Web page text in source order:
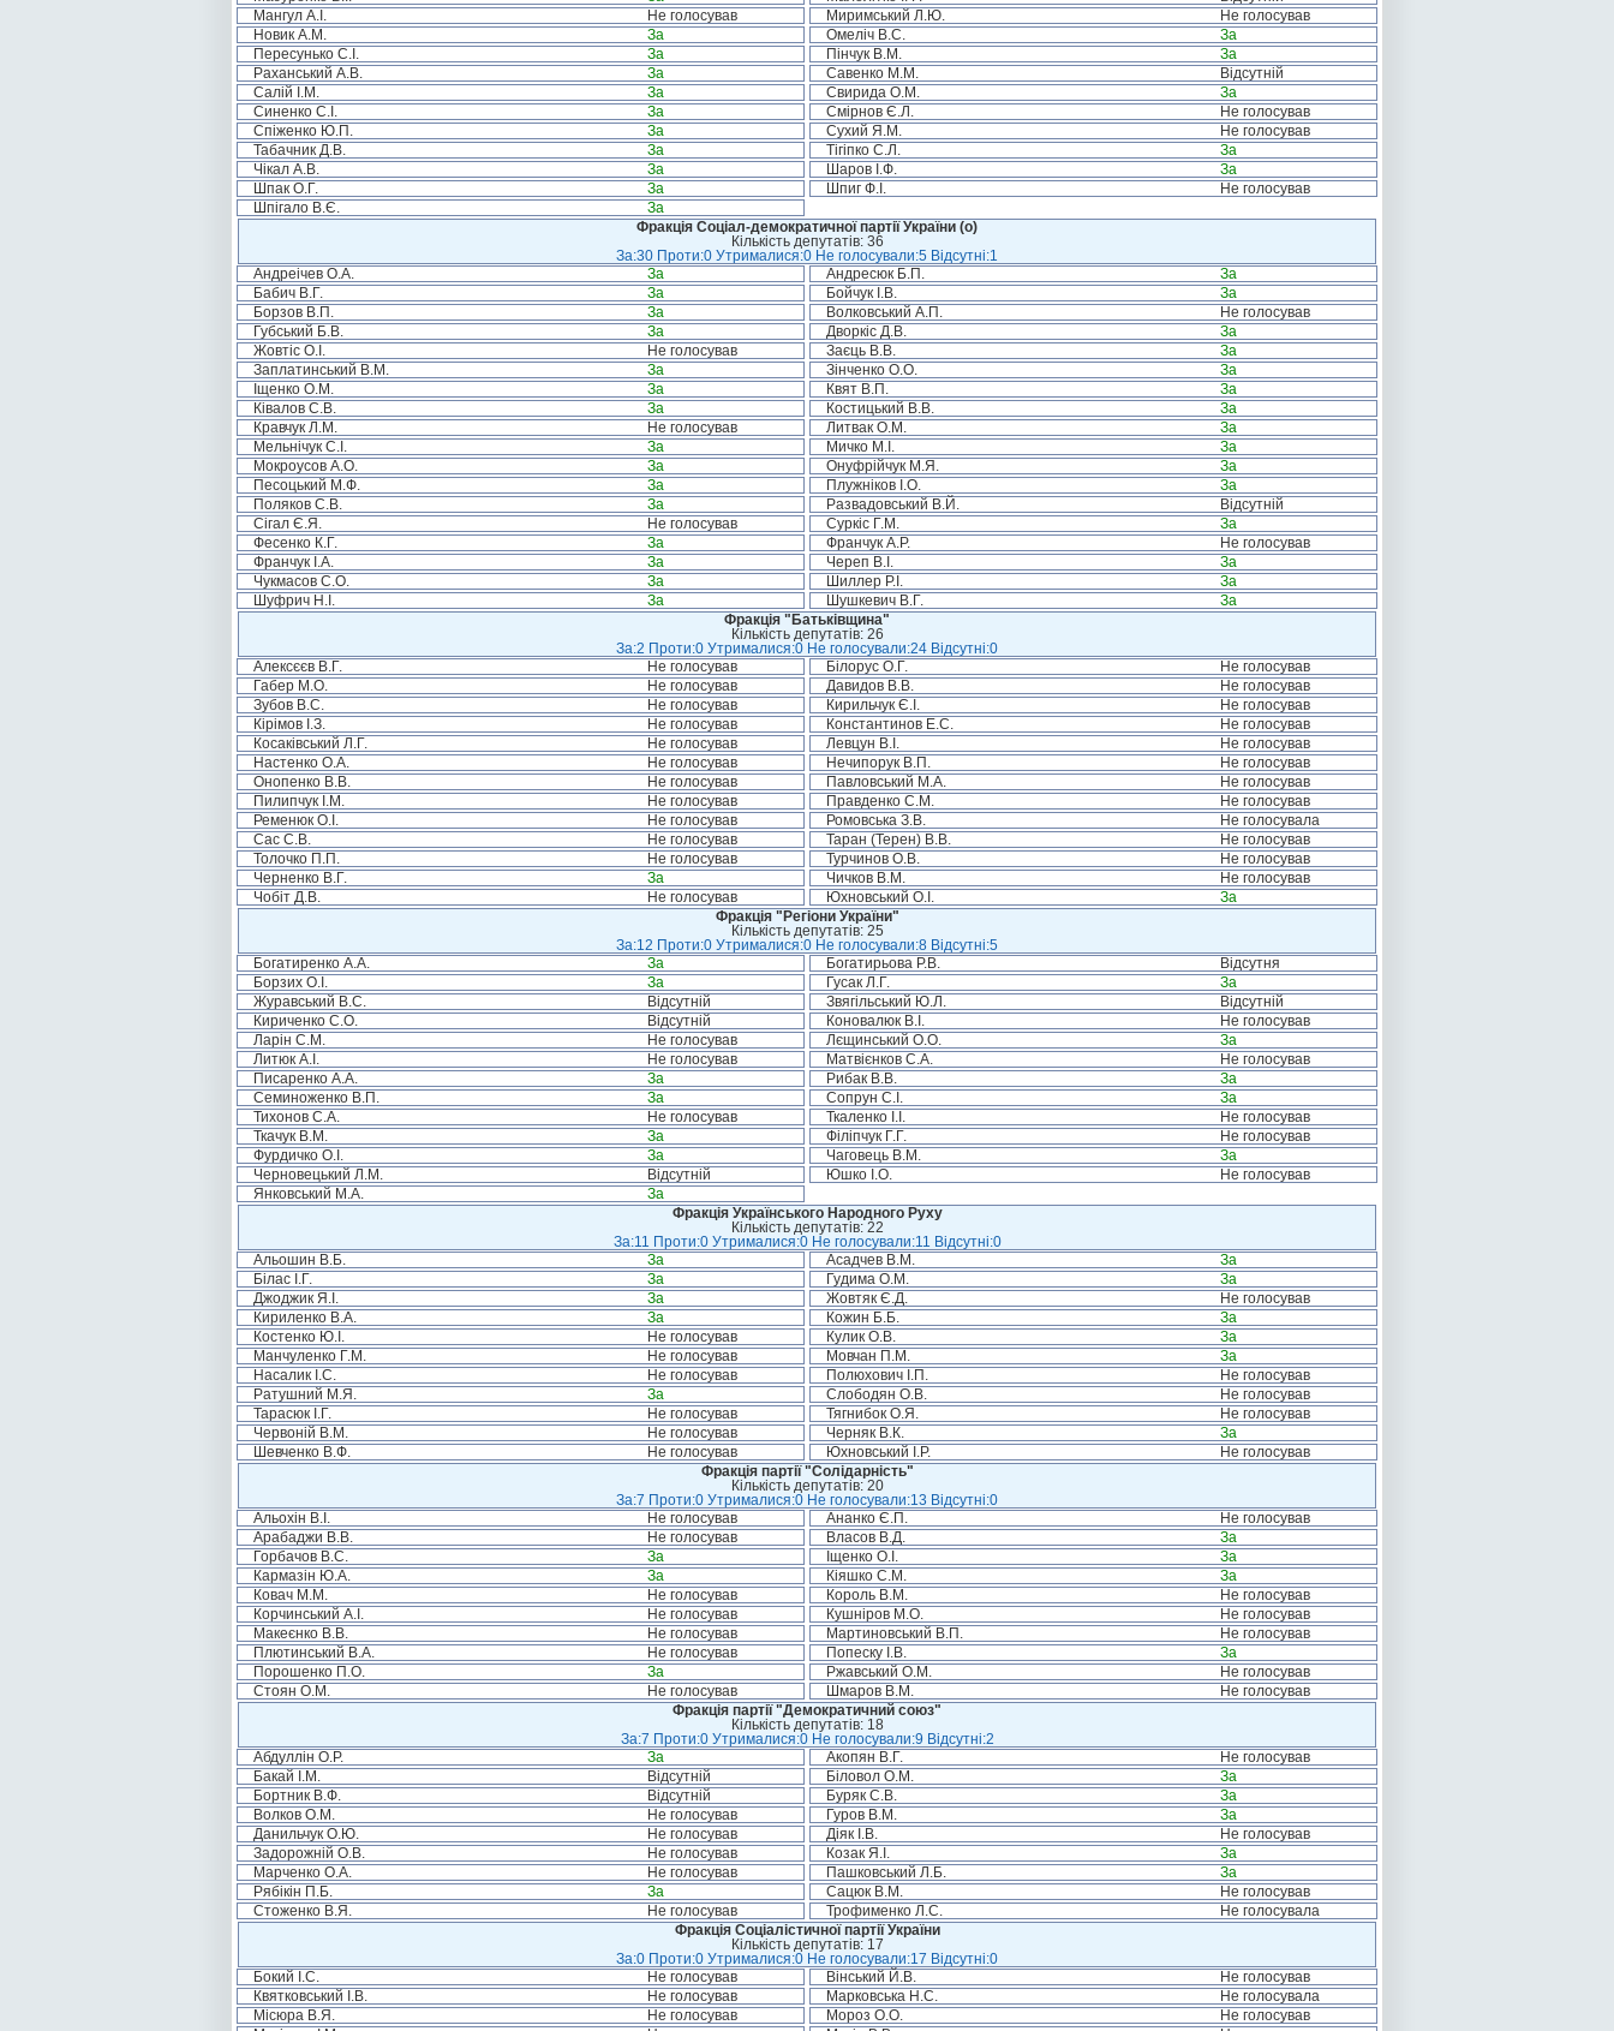
Мангул А.І.
Не голосував Миримський Л.Ю.
Не голосував
Новик А.М.
За Омеліч В.С.
За
Пересунько С.І.
За Пінчук В.М.
За
Раханський А.В.
За Савенко М.М.
Відсутній
Салій І.М.
За Свирида О.М.
За
Синенко С.І.
За Смірнов Є.Л.
Не голосував
Спіженко Ю.П.
За Сухий Я.М.
Не голосував
Табачник Д.В.
За Тігіпко С.Л.
За
Чікал А.В.
За Шаров І.Ф.
За
Шпак О.Г.
За Шпиг Ф.І.
Не голосував
Шпігало В.Є.
За
Фракція Соціал-демократичної партії України (о)
Кількість депутатів: 36
За:30 Проти:0 Утрималися:0 Не голосували:5 Відсутні:1
Андреічев О.А.
За Андресюк Б.П.
За
Бабич В.Г.
За Бойчук І.В.
За
Борзов В.П.
За Волковський А.П.
Не голосував
Губський Б.В.
За Дворкіс Д.В.
За
Жовтіс О.І.
Не голосував Заєць В.В.
За
Заплатинський В.М.
За Зінченко О.О.
За
Іщенко О.М.
За Квят В.П.
За
Ківалов С.В.
За Костицький В.В.
За
Кравчук Л.М.
Не голосував Литвак О.М.
За
Мельнічук С.І.
За Мичко М.І.
За
Мокроусов А.О.
За Онуфрійчук М.Я.
За
Песоцький М.Ф.
За Плужніков І.О.
За
Поляков С.В.
За Развадовський В.Й.
Відсутній
Сігал Є.Я.
Не голосував Суркіс Г.М.
За
Фесенко К.Г.
За Франчук А.Р.
Не голосував
Франчук І.А.
За Череп В.І.
За
Чукмасов С.О.
За Шиллер Р.І.
За
Шуфрич Н.І.
За Шушкевич В.Г.
За
Фракція "Батьківщина"
Кількість депутатів: 26
За:2 Проти:0 Утрималися:0 Не голосували:24 Відсутні:0
Алексєєв В.Г.
Не голосував Білорус О.Г.
Не голосував
Габер М.О.
Не голосував Давидов В.В.
Не голосував
Зубов В.С.
Не голосував Кирильчук Є.І.
Не голосував
Кірімов І.З.
Не голосував Константинов Е.С.
Не голосував
Косаківський Л.Г.
Не голосував Левцун В.І.
Не голосував
Настенко О.А.
Не голосував Нечипорук В.П.
Не голосував
Онопенко В.В.
Не голосував Павловський М.А.
Не голосував
Пилипчук І.М.
Не голосував Правденко С.М.
Не голосував
Ременюк О.І.
Не голосував Ромовська З.В.
Не голосувала
Сас С.В.
Не голосував Таран (Терен) В.В.
Не голосував
Толочко П.П.
Не голосував Турчинов О.В.
Не голосував
Черненко В.Г.
За Чичков В.М.
Не голосував
Чобіт Д.В.
Не голосував Юхновський О.І.
За
Фракція "Регіони України"
Кількість депутатів: 25
За:12 Проти:0 Утрималися:0 Не голосували:8 Відсутні:5
Богатиренко А.А.
За Богатирьова Р.В.
Відсутня
Борзих О.І.
За Гусак Л.Г.
За
Журавський В.С.
Відсутній Звягільський Ю.Л.
Відсутній
Кириченко С.О.
Відсутній Коновалюк В.І.
Не голосував
Ларін С.М.
Не голосував Лєщинський О.О.
За
Литюк А.І.
Не голосував Матвієнков С.А.
Не голосував
Писаренко А.А.
За Рибак В.В.
За
Семиноженко В.П.
За Сопрун С.І.
За
Тихонов С.А.
Не голосував Ткаленко І.І.
Не голосував
Ткачук В.М.
За Філіпчук Г.Г.
Не голосував
Фурдичко О.І.
За Чаговець В.М.
За
Черновецький Л.М.
Відсутній Юшко І.О.
Не голосував
Янковський М.А.
За
Фракція Українського Народного Руху
Кількість депутатів: 22
За:11 Проти:0 Утрималися:0 Не голосували:11 Відсутні:0
Альошин В.Б.
За Асадчев В.М.
За
Білас І.Г.
За Гудима О.М.
За
Джоджик Я.І.
За Жовтяк Є.Д.
Не голосував
Кириленко В.А.
За Кожин Б.Б.
За
Костенко Ю.І.
Не голосував Кулик О.В.
За
Манчуленко Г.М.
Не голосував Мовчан П.М.
За
Насалик І.С.
Не голосував Полюхович І.П.
Не голосував
Ратушний М.Я.
За Слободян О.В.
Не голосував
Тарасюк І.Г.
Не голосував Тягнибок О.Я.
Не голосував
Червоній В.М.
Не голосував Черняк В.К.
За
Шевченко В.Ф.
Не голосував Юхновський І.Р.
Не голосував
Фракція партії "Солідарність"
Кількість депутатів: 20
За:7 Проти:0 Утрималися:0 Не голосували:13 Відсутні:0
Альохін В.І.
Не голосував Ананко Є.П.
Не голосував
Арабаджи В.В.
Не голосував Власов В.Д.
За
Горбачов В.С.
За Іщенко О.І.
За
Кармазін Ю.А.
За Кіяшко С.М.
За
Ковач М.М.
Не голосував Король В.М.
Не голосував
Корчинський А.І.
Не голосував Кушніров М.О.
Не голосував
Макеєнко В.В.
Не голосував Мартиновський В.П.
Не голосував
Плютинський В.А.
Не голосував Попеску І.В.
За
Порошенко П.О.
За Ржавський О.М.
Не голосував
Стоян О.М.
Не голосував Шмаров В.М.
Не голосував
Фракція партії "Демократичний союз"
Кількість депутатів: 18
За:7 Проти:0 Утрималися:0 Не голосували:9 Відсутні:2
Абдуллін О.Р.
За Акопян В.Г.
Не голосував
Бакай І.М.
Відсутній Біловол О.М.
За
Бортник В.Ф.
Відсутній Буряк С.В.
За
Волков О.М.
Не голосував Гуров В.М.
За
Данильчук О.Ю.
Не голосував Діяк І.В.
Не голосував
Задорожній О.В.
Не голосував Козак Я.І.
За
Марченко О.А.
Не голосував Пашковський Л.Б.
За
Рябікін П.Б.
За Сацюк В.М.
Не голосував
Стоженко В.Я.
Не голосував Трофименко Л.С.
Не голосувала
Фракція Соціалістичної партії України
Кількість депутатів: 17
За:0 Проти:0 Утрималися:0 Не голосували:17 Відсутні:0
Бокий І.С.
Не голосував Вінський Й.В.
Не голосував
Квятковський І.В.
Не голосував Марковська Н.С.
Не голосувала
Місюра В.Я.
Не голосував Мороз О.О.
Не голосував